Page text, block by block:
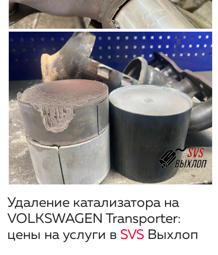
Удаление катализатора на
VOLKSWAGEN Transporter:
цены на услуги в SVS Выхлоп